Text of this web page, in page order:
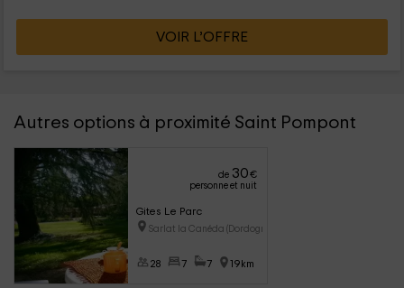
VOIR L’OFFRE
Autres options à proximité Saint Pompont
de 30€
personne et nuit
Gites Le Parc
Sarlat la Canéda (Dordogne)
28 7 7 19km